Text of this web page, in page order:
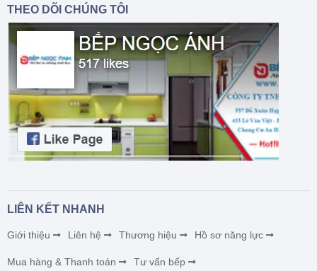
THEO DÕI CHÚNG TÔI
LIÊN KẾT NHANH
Giới thiệu Liên hệ Thương hiệu Hồ sơ năng lực
Mua hàng & Thanh toán Tư vấn bếp